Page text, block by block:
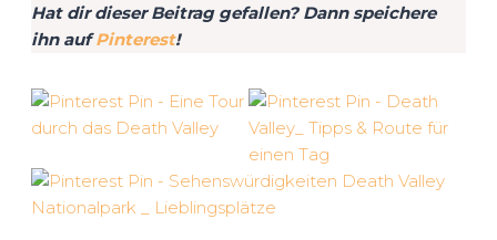
Hat dir dieser Beitrag gefallen? Dann speichere
ihn aufPinterest!